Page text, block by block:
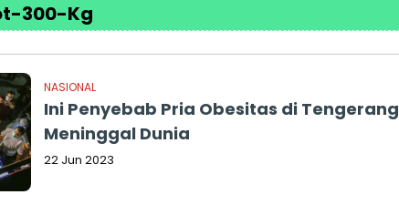
300-Kg
NASIONAL
Ini Penyebab Pria Obesitas di Tengerang
Meninggal Dunia
22 Jun 2023